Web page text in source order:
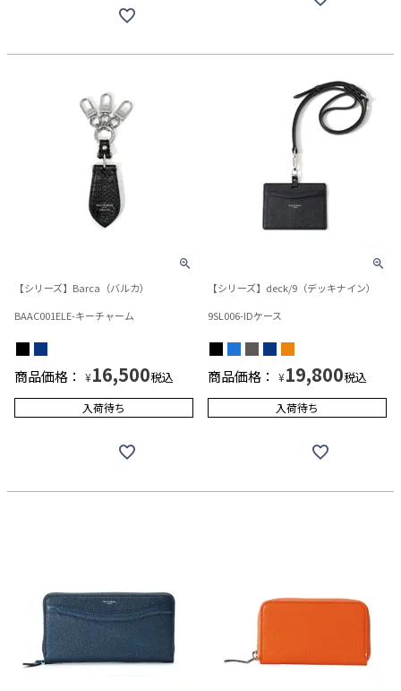
【シリーズ】Barca（バルカ）
BAAC001ELE-キーチャーム
商品価格： ¥16,500税込
入荷待ち
【シリーズ】deck/9（デッキナイン）
9SL006-IDケース
商品価格： ¥19,800税込
入荷待ち